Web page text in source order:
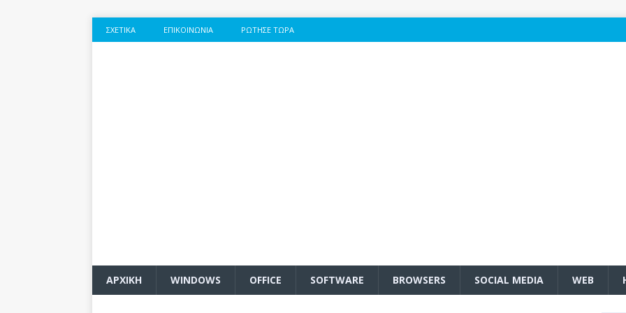
ΣΧΕΤΙΚΆ ΕΠΙΚΟΙΝΩΝΊΑ ΡΏΤΗΣΕ ΤΏΡΑ
ΑΡΧΙΚΗ WINDOWS OFFICE SOFTWARE BROWSERS SOCIAL MEDIA WEB